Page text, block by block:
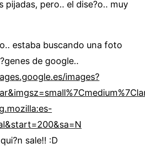
pijadas, pero.. el dise?o.. muy
estaba buscando una foto
de google..
images?
sale!! :D